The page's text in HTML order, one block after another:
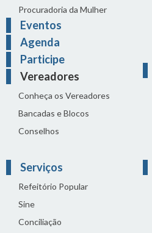
Procuradoria da Mulher
Eventos
Agenda
Participe
Vereadores
Conheça os Vereadores
Bancadas e Blocos
Conselhos
Serviços
Refeitório Popular
Sine
Conciliação